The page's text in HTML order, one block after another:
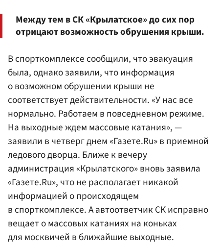
Между тем в СК «Крылатское» до сих пор
отрицают возможность обрушения крыши.
В спорткомплексе сообщили, что эвакуация
была, однако заявили, что информация
о возможном обрушении крыши не
соответствует действительности. «У нас все
нормально. Работаем в повседневном режиме.
На выходные ждем массовые катания», —
заявили в четверг днем «Газете.Ru» в приемной
ледового дворца. Ближе к вечеру
администрация «Крылатского» вновь заявила
«Газете.Ru», что не располагает никакой
информацией о происходящем
в спорткомплексе. А автоответчик СК исправно
вещает о массовых катаниях на коньках
для москвичей в ближайшие выходные.